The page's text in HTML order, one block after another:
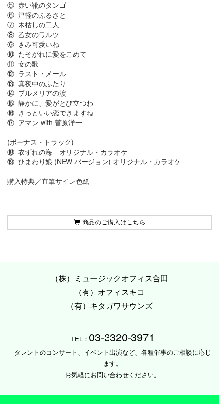
⑤ 赤い靴のタンゴ
⑥ 津軽のふるさと
⑦ 木枯しの二人
⑧ 乙女のワルツ
⑨ きみ可愛いね
⑩ たそがれに愛をこめて
⑪ 女の歌
⑫ ラスト・メール
⑬ 真夜中のふたり
⑭ プルメリアの涙
⑮ 静かに、愛がとび立つわ
⑯ きっといい恋できますね
⑰ アマン with 菅原洋一
(ボーナス・トラック)
⑱ 衣ずれの海 オリジナル・カラオケ
⑲ ひまわり娘 (NEW バージョン) オリジナル・カラオケ
購入特典／直筆サイン色紙
商品のご購入はこちら
（株）ミュージックオフィス合田
（有）オフィスキコ
（有）キタガワサウンズ
TEL： 03-3320-3971
タレントのコンサート、イベント出演など、各種催事のご相談に応じ
ます。
お気軽にお問い合わせください。